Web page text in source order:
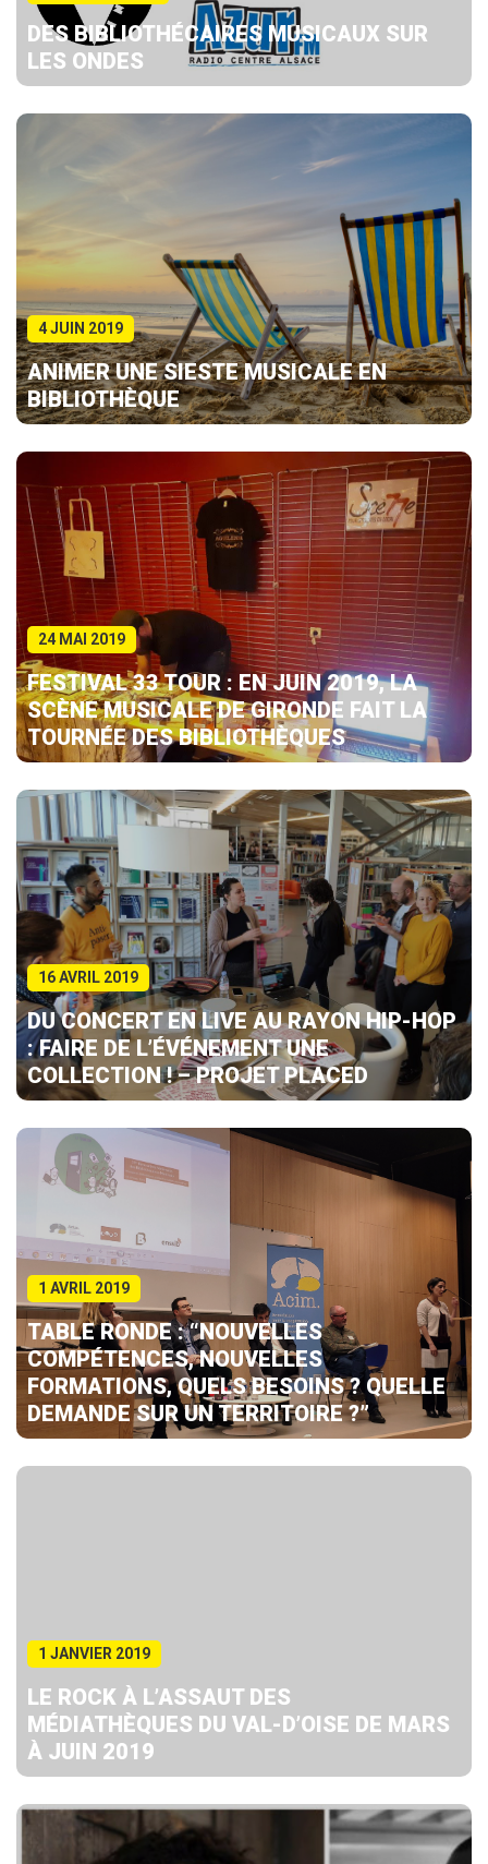
DES BIBLIOTHÉCAIRES MUSICAUX SUR
LES ONDES
4 JUIN 2019
ANIMER UNE SIESTE MUSICALE EN
BIBLIOTHÈQUE
24 MAI 2019
FESTIVAL 33 TOUR : EN JUIN 2019, LA
SCÈNE MUSICALE DE GIRONDE FAIT LA
TOURNÉE DES BIBLIOTHÈQUES
16 AVRIL 2019
DU CONCERT EN LIVE AU RAYON HIP-HOP
: FAIRE DE L’ÉVÉNEMENT UNE
COLLECTION ! – PROJET PLACED
1 AVRIL 2019
TABLE RONDE : “NOUVELLES
COMPÉTENCES, NOUVELLES
FORMATIONS, QUELS BESOINS ? QUELLE
DEMANDE SUR UN TERRITOIRE ?”
1 JANVIER 2019
LE ROCK À L’ASSAUT DES
MÉDIATHÈQUES DU VAL-D’OISE DE MARS
À JUIN 2019